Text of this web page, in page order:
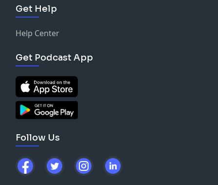
Get Help
Help Center
Get Podcast App
Follow Us